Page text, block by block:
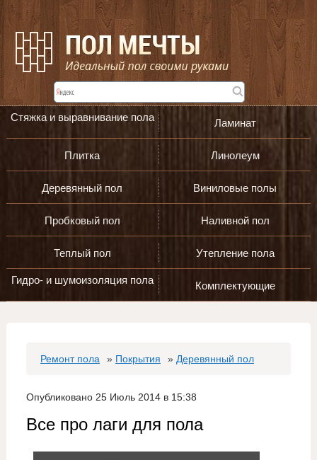
Стяжка и выравнивание пола Ламинат
Плитка Линолеум
Деревянный пол Виниловые полы
Пробковый пол Наливной пол
Теплый пол Утепление пола
Гидро- и шумоизоляция пола Комплектующие
Ремонт пола » Покрытия » Деревянный пол
Опубликовано 25 Июль 2014 в 15:38
Все про лаги для пола